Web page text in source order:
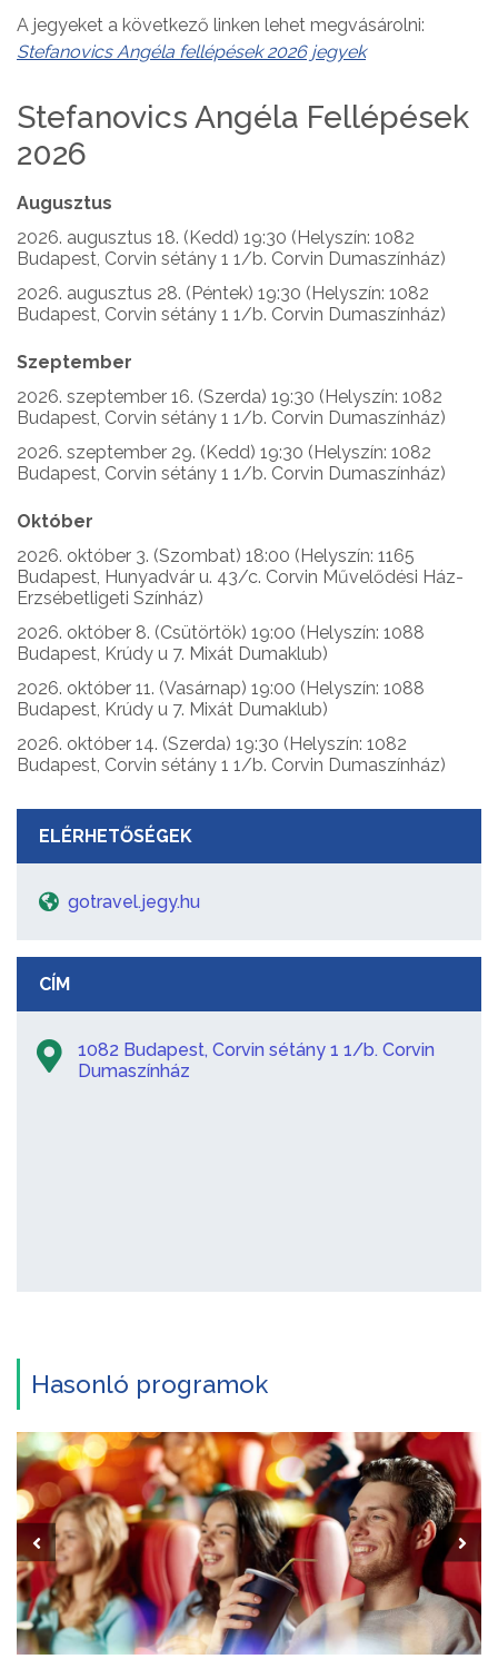
A jegyeket a következő linken lehet megvásárolni:
Stefanovics Angéla fellépések 2026 jegyek
Stefanovics Angéla Fellépések
2026
Augusztus
2026. augusztus 18. (Kedd) 19:30 (Helyszín: 1082
Budapest, Corvin sétány 1 1/b. Corvin Dumaszínház)
2026. augusztus 28. (Péntek) 19:30 (Helyszín: 1082
Budapest, Corvin sétány 1 1/b. Corvin Dumaszínház)
Szeptember
2026. szeptember 16. (Szerda) 19:30 (Helyszín: 1082
Budapest, Corvin sétány 1 1/b. Corvin Dumaszínház)
2026. szeptember 29. (Kedd) 19:30 (Helyszín: 1082
Budapest, Corvin sétány 1 1/b. Corvin Dumaszínház)
Október
2026. október 3. (Szombat) 18:00 (Helyszín: 1165
Budapest, Hunyadvár u. 43/c. Corvin Művelődési Ház-
Erzsébetligeti Színház)
2026. október 8. (Csütörtök) 19:00 (Helyszín: 1088
Budapest, Krúdy u 7. Mixát Dumaklub)
2026. október 11. (Vasárnap) 19:00 (Helyszín: 1088
Budapest, Krúdy u 7. Mixát Dumaklub)
2026. október 14. (Szerda) 19:30 (Helyszín: 1082
Budapest, Corvin sétány 1 1/b. Corvin Dumaszínház)
ELÉRHETŐSÉGEK
gotravel.jegy.hu
CÍM
1082 Budapest, Corvin sétány 1 1/b. Corvin
Dumaszínház
Hasonló programok